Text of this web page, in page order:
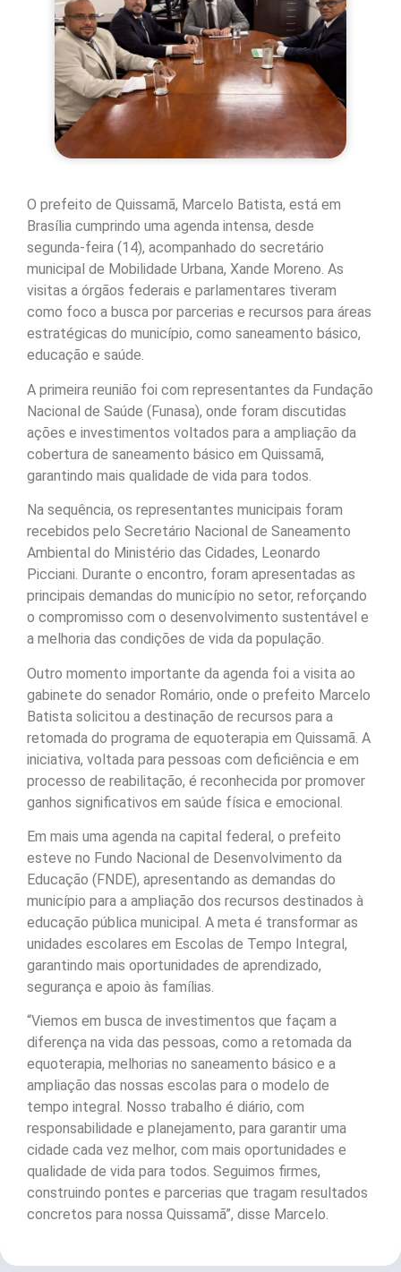
O prefeito de Quissamã, Marcelo Batista, está em
Brasília cumprindo uma agenda intensa, desde
segunda-feira (14), acompanhado do secretário
municipal de Mobilidade Urbana, Xande Moreno. As
visitas a órgãos federais e parlamentares tiveram
como foco a busca por parcerias e recursos para áreas
estratégicas do município, como saneamento básico,
educação e saúde.
A primeira reunião foi com representantes da Fundação
Nacional de Saúde (Funasa), onde foram discutidas
ações e investimentos voltados para a ampliação da
cobertura de saneamento básico em Quissamã,
garantindo mais qualidade de vida para todos.
Na sequência, os representantes municipais foram
recebidos pelo Secretário Nacional de Saneamento
Ambiental do Ministério das Cidades, Leonardo
Picciani. Durante o encontro, foram apresentadas as
principais demandas do município no setor, reforçando
o compromisso com o desenvolvimento sustentável e
a melhoria das condições de vida da população.
Outro momento importante da agenda foi a visita ao
gabinete do senador Romário, onde o prefeito Marcelo
Batista solicitou a destinação de recursos para a
retomada do programa de equoterapia em Quissamã. A
iniciativa, voltada para pessoas com deficiência e em
processo de reabilitação, é reconhecida por promover
ganhos significativos em saúde física e emocional.
Em mais uma agenda na capital federal, o prefeito
esteve no Fundo Nacional de Desenvolvimento da
Educação (FNDE), apresentando as demandas do
município para a ampliação dos recursos destinados à
educação pública municipal. A meta é transformar as
unidades escolares em Escolas de Tempo Integral,
garantindo mais oportunidades de aprendizado,
segurança e apoio às famílias.
“Viemos em busca de investimentos que façam a
diferença na vida das pessoas, como a retomada da
equoterapia, melhorias no saneamento básico e a
ampliação das nossas escolas para o modelo de
tempo integral. Nosso trabalho é diário, com
responsabilidade e planejamento, para garantir uma
cidade cada vez melhor, com mais oportunidades e
qualidade de vida para todos. Seguimos firmes,
construindo pontes e parcerias que tragam resultados
concretos para nossa Quissamã”, disse Marcelo.